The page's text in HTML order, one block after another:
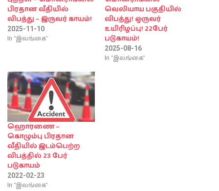
பிரதான வீதியில்
விபத்து – இருவர் காயம்!
2025-11-10
In "இலங்கை"
வெலியாய பகுதியில்
விபத்து! ஒருவர்
உயிரிழப்பு! 22பேர்
படுகாயம்!
2025-08-16
In "இலங்கை"
ஹொரணை –
கொழும்பு பிரதான
வீதியில் இடம்பெற்ற
விபத்தில் 23 பேர்
படுகாயம்
2022-02-23
In "இலங்கை"